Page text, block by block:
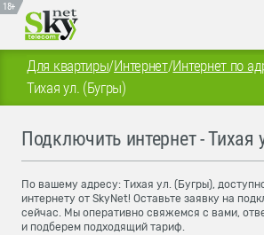
18+
Для квартиры/Интернет/Интернет по
Тихая ул. (Бугры)
Подключить интернет - Тихая
По вашему адресу: Тихая ул. (Бугры),
интернету от SkyNet! Оставьте заявку на
сейчас. Мы оперативно свяжемся с вами,
и подберем подходящий тариф.